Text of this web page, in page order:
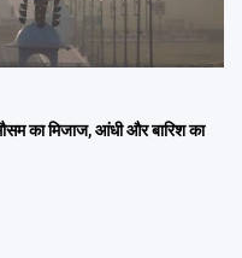
का मिजाज, आंधी और बारिश का